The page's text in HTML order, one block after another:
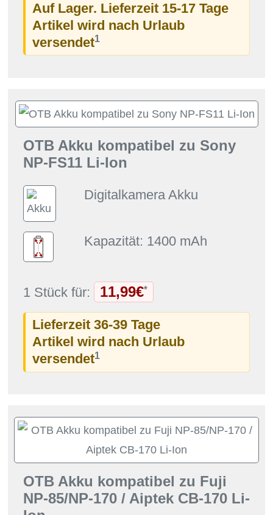
Auf Lager. Lieferzeit 15-17 Tage
Artikel wird nach Urlaub
versendet1
OTB Akku kompatibel zu Sony
NP-FS11 Li-Ion
Digitalkamera Akku
Kapazität: 1400 mAh
1 Stück für: 11,99€*
Lieferzeit 36-39 Tage
Artikel wird nach Urlaub
versendet1
OTB Akku kompatibel zu Fuji
NP-85/NP-170 / Aiptek CB-170 Li-